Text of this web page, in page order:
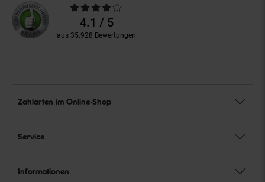
Durchschnittliche
Bewertungen4.1 / 5
aus 35.928 Bewertungen
Zahlarten im Online-Shop
Service
Informationen